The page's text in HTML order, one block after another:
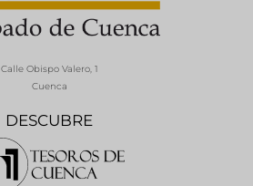
DESCUBRE
Calle Obispo Valero, 1
Cuenca